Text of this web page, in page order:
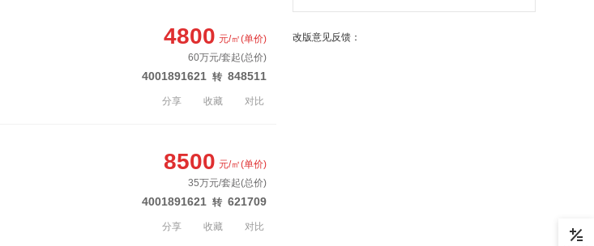
4001891621 转 848511
4800 元/㎡(单价)
60万元/套起(总价)
分享 收藏 对比
4001891621 转 621709
8500 元/㎡(单价)
35万元/套起(总价)
分享 收藏 对比
改版意见反馈：